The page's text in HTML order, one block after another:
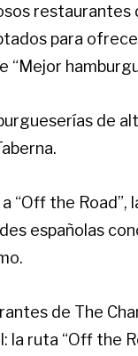
para
“Mejor
de
“Off the
españolas
de The
la ruta “Off the